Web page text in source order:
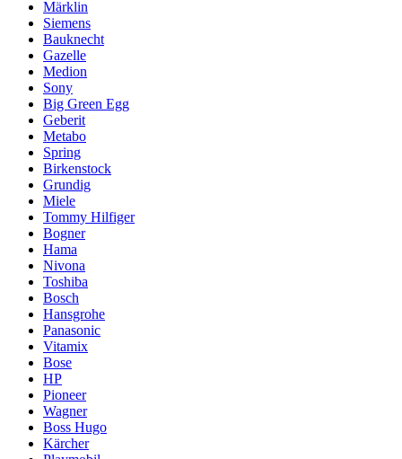
Märklin
Siemens
Bauknecht
Gazelle
Medion
Sony
Big Green Egg
Geberit
Metabo
Spring
Birkenstock
Grundig
Miele
Tommy Hilfiger
Bogner
Hama
Nivona
Toshiba
Bosch
Hansgrohe
Panasonic
Vitamix
Bose
HP
Pioneer
Wagner
Boss Hugo
Kärcher